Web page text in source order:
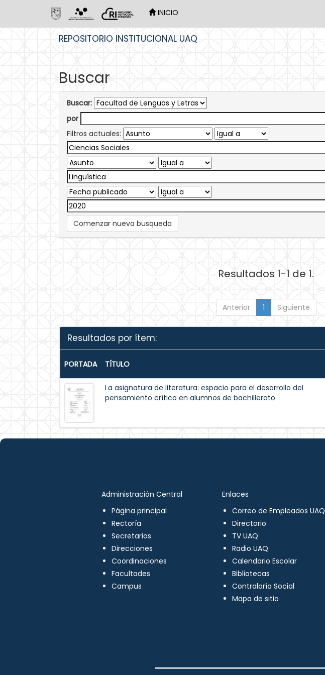
INICIO
REPOSITORIO INSTITUCIONAL UAQ
Buscar
Buscar:
por
Filtros actuales:
Comenzar nueva busqueda
Resultados 1-1 de 1.
Anterior 1 Siguiente
Resultados por ítem:
PORTADA TÍTULO
La asignatura de literatura: espacio para el desarrollo del
pensamiento crítico en alumnos de bachillerato
Administración Central
Página principal
Rectoría
Secretarios
Direcciones
Coordinaciones
Facultades
Campus
Enlaces
Correo de Empleados UAQ
Directorio
TV UAQ
Radio UAQ
Calendario Escolar
Bibliotecas
Contraloría Social
Mapa de sitio